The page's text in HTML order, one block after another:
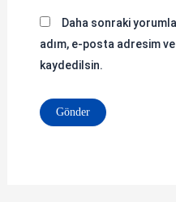
Daha sonraki
adım, e-posta adresim
kaydedilsin.